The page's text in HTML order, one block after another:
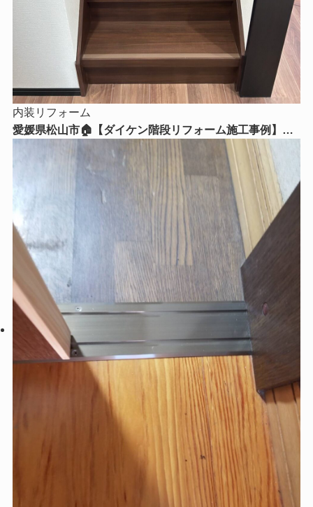
内装リフォーム
愛媛県松山市🏠【ダイケン階段リフォーム施工事例】毎
日使う階段を美しく、安全で快適な空間へ